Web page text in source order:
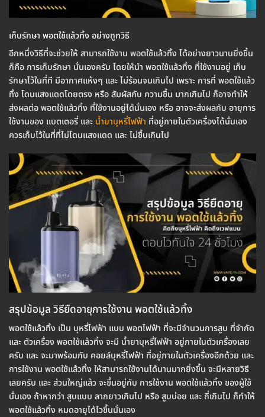
เก็บรักษา พอตใช้แล้วทิ้ง อย่างถูกวิธี
อีกหนึ่งวิธีที่จะช่วยให้ สามารถใช้งาน พอตใช้แล้วทิ้ง ได้อย่างยาวนานยิ่งขึ้น
ก็คือ การเก็บรักษา นั่นเองครับ โดยให้นำ พอตใช้แล้วทิ้ง ที่ใช้งานอยู่ เก็บ
รักษาไว้ในที่ที มีอากาศแห้งๆ และ ไม่ร้อนจนเกินไป เพราะ การที่ พอตใช้แล้ว
ทิ้ง โดนแสงแดดโดยตรง หรือ สัมผัสกับ ความชื้น มากเกินไป ก็อาจทำให้
ส่งผลต่อ พอตใช้แล้วทิ้ง ที่ใช้งานอยู่ได้นั่นเอง หรือ อาจจะส่งผลกับ อายุการ
ใช้งานของ แบตเตอรี่ และ น้ำยาบุหรี่ไฟฟ้า ที่อยู่ภายในตัวเครื่องได้นั่นเอง
ควรเก็บไว้ในที่ที่ไม่โดนแสงแดด และ ไม่ชื้นเกินไป
สรุปข้อมูล วิธียืดอายุการใช้งาน พอตใช้แล้วทิ้ง
พอตใช้แล้วทิ้ง เป็น บุหรี่ไฟฟ้า แบบ พอตไฟฟ้า ที่จะมีจำนวนการสูบ ที่จำกัด
และ ตัวเครื่อง พอตใช้แล้วทิ้ง จะมี น้ำยาบุหรี่ไฟฟ้า อยู่ภายในตัวเครื่องเลย
ครับ และ จะมาพร้อมกับ คอยล์บุหรี่ไฟฟ้า ที่อยู่ภายในตัวเครื่องอีกด้วย และ
การใช้งาน พอตใช้แล้วทิ้ง ให้สามารถใช้งานได้นานมากยิ่งขึ้น จะมีหลายวิธี
เลยครับ และ ส่วนใหญ่แล้ว จะขึ้นอยู่กับ การใช้งาน พอตใช้แล้วทิ้ง ของผู้ใช้
นั่นเอง ถ้าหากว่า สูบแบบ ลากยาวเกินไป หรือ สูบบ่อย และ ถี่เกินไป ก็ทำให้
พอตใช้แล้วทิ้ง หมดอายุได้ไวขึ้นนั่นเอง